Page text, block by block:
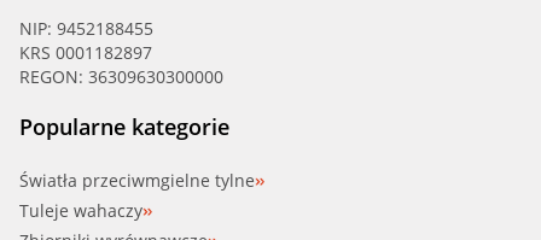
NIP: 9452188455
KRS 0001182897
REGON: 36309630300000
Popularne kategorie
Światła przeciwmgielne tylne
Tuleje wahaczy